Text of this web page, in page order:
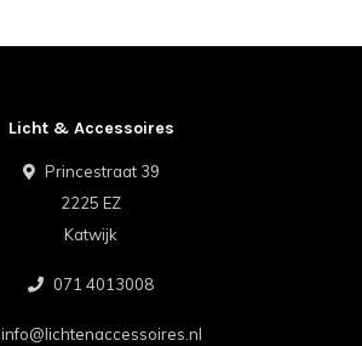
Licht & Accessoires
Princestraat 39
2225 EZ
Katwijk
071 4013008
info@lichtenaccessoires.nl